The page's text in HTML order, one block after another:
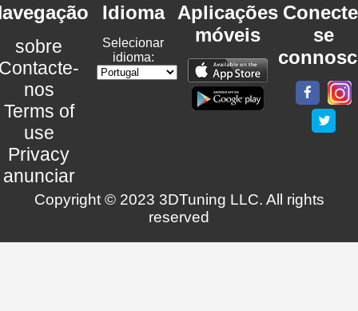
sobre
nos
Terms of
use
Privacy
anunciar
Idioma
Selecionar
idioma:
Aplicações
móveis
se
Copyright © 2023 3DTuning LLC. All rights
reserved